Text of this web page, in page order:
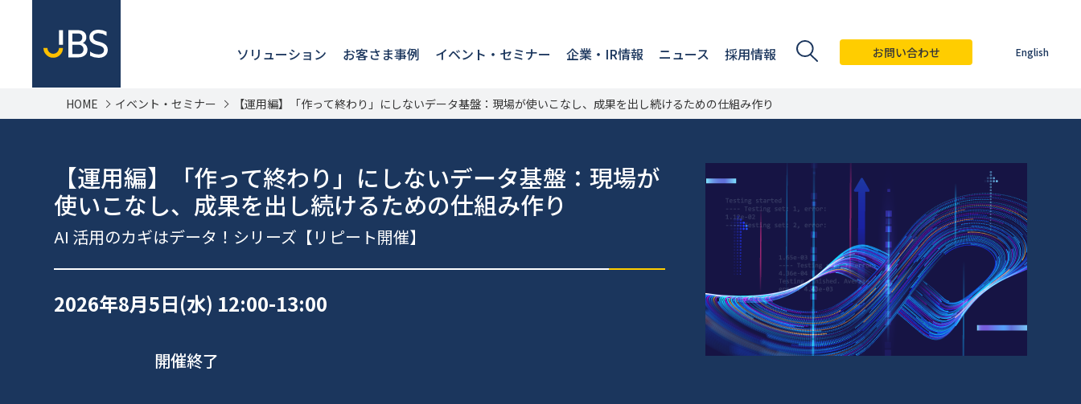
ソリューション お客さま事例 イベント・セミナー 企業・IR情報 ニュース 採用情報 お問い合わせ English
HOME イベント・セミナー 【運用編】「作って終わり」にしないデータ基盤：現場が使いこなし、成果を出し続けるための仕組み作り
【運用編】「作って終わり」にしないデータ基盤：現場が
使いこなし、成果を出し続けるための仕組み作り
AI 活用のカギはデータ！シリーズ【リピート開催】
2026年8月5日(水) 12:00-13:00
開催終了